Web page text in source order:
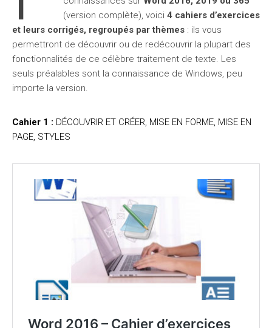
(version complète), voici 4 cahiers d’exercices
et leurs corrigés, regroupés par thèmes : ils vous
permettront de découvrir ou de redécouvrir la plupart des
fonctionnalités de ce célèbre traitement de texte. Les
seuls préalables sont la connaissance de Windows, peu
importe la version.
Cahier 1 : DÉCOUVRIR ET CRÉER, MISE EN FORME, MISE EN
PAGE, STYLES